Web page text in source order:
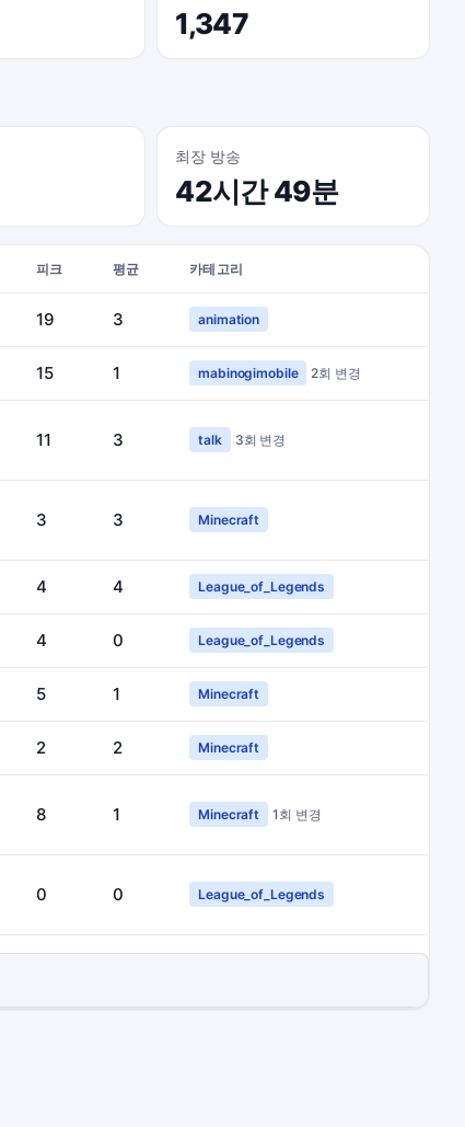
1,347
최장 방송
42시간 49분
피크 평균 카테고리
19 3 animation
15 1 mabinogimobile 2회 변경
11 3 talk 3회 변경
3 3 Minecraft
4 4 League_of_Legends
4 0 League_of_Legends
5 1 Minecraft
2 2 Minecraft
8 1 Minecraft 1회 변경
0 0 League_of_Legends